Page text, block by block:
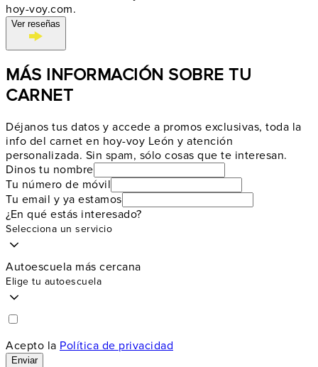
hoy-voy.com.
Ver reseñas
MÁS INFORMACIÓN SOBRE TU
CARNET
Déjanos tus datos y accede a promos exclusivas, toda la
info del carnet en hoy-voy León y atención
personalizada. Sin spam, sólo cosas que te interesan.
Dinos tu nombre
Tu número de móvil
Tu email y ya estamos
¿En qué estás interesado?
Selecciona un servicio
Autoescuela más cercana
Elige tu autoescuela
Acepto la Política de privacidad
Enviar